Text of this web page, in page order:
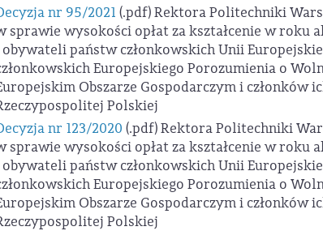
nr 95/2021 (.pdf)Rektora Politechniki
sprawie wysokości opłat za kształcenie w roku
państw członkowskich Unii
Europejskiego Porozumienia o
Obszarze Gospodarczym i
Polskiej
nr 123/2020 (.pdf)Rektora Politechniki
sprawie wysokości opłat za kształcenie w
państw członkowskich Unii
Europejskiego Porozumienia o
Obszarze Gospodarczym i
Polskiej